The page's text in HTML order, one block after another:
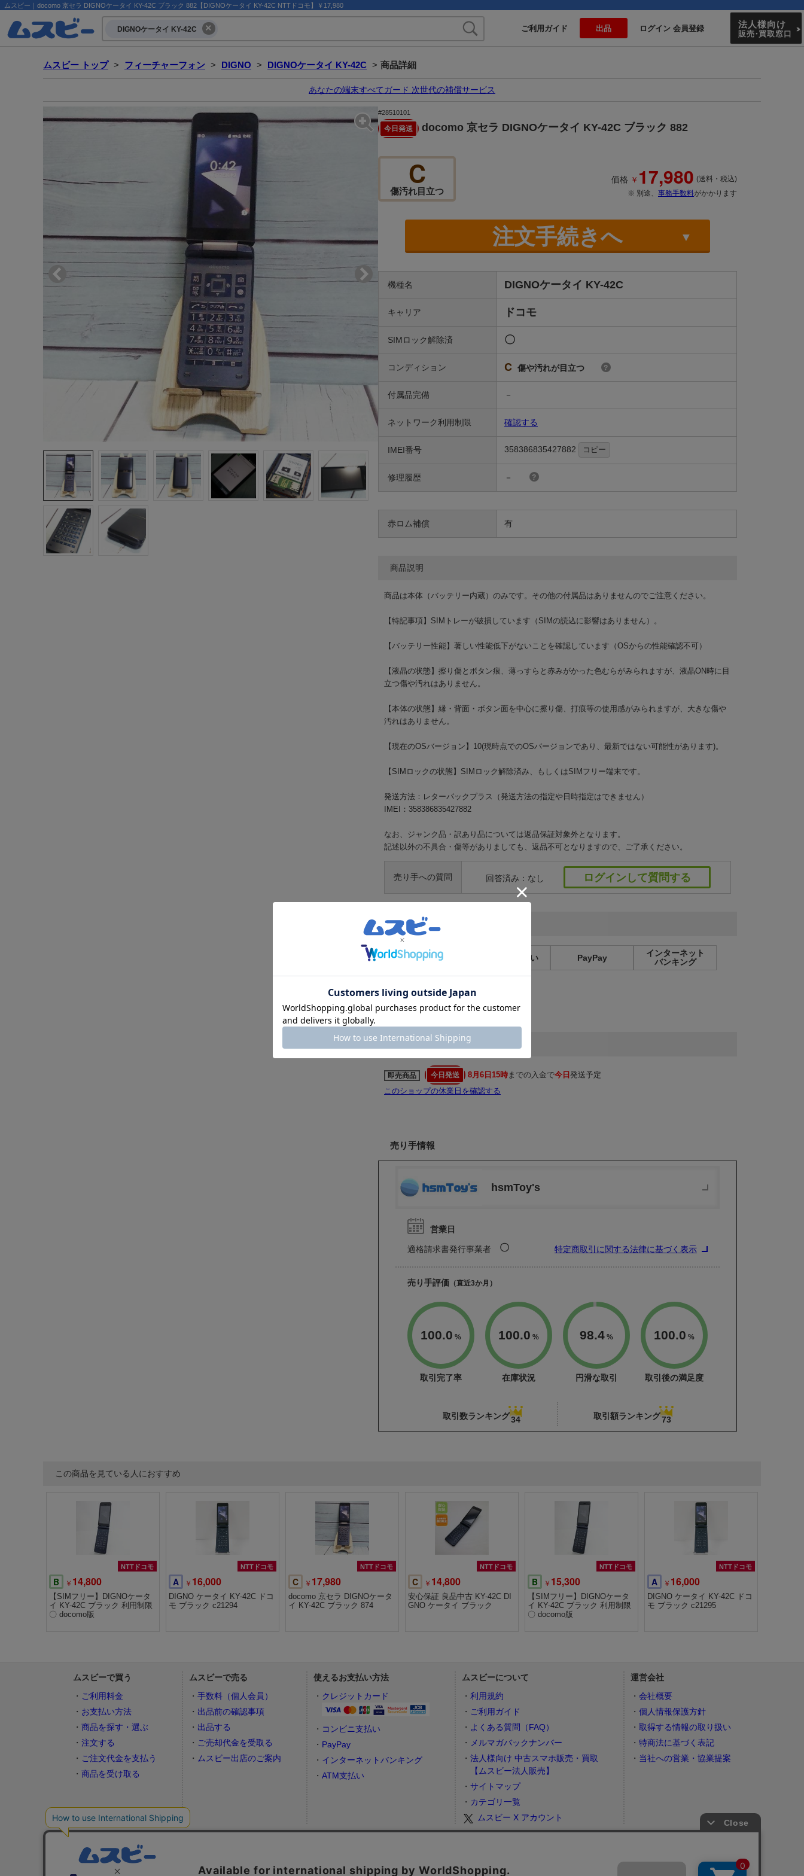
ムスビー｜docomo 京セラ DIGNOケータイ KY-42C ブラック 882【DIGNOケータイ KY-42C NTTドコモ】￥17,980
DIGNOケータイ KY-42C ご利用ガイド 出品 ログイン 会員登録 法人様向け
販売・買取窓口
ムスビー トップ > フィーチャーフォン > DIGNO > DIGNOケータイ KY-42C > 商品詳細
あなたの端末すべてガード 次世代の補償サービス
#28510101
今日発送 docomo 京セラ DIGNOケータイ KY-42C ブラック 882
C
傷汚れ目立つ
価格 ￥ 17,980 (送料・税込)
※ 別途、 事務手数料がかかります
注文手続きへ
機種名 DIGNOケータイ KY-42C
キャリア ドコモ
SIMロック解除済 〇
コンディション C 傷や汚れが目立つ ?
付属品完備 －
ネットワーク利用制限 確認する
IMEI番号 358386835427882 コピー
修理履歴 － ?
赤ロム補償 有
商品説明
商品は本体（バッテリー内蔵）のみです。その他の付属品はありませんのでご注意ください。
【特記事項】SIMトレーが破損しています（SIMの読込に影響はありません）。
【バッテリー性能】著しい性能低下がないことを確認しています（OSからの性能確認不可）
【液晶の状態】擦り傷とボタン痕、薄っすらと赤みがかった色むらがみられますが、液晶ON時に目
立つ傷や汚れはありません。
【本体の状態】縁・背面・ボタン面を中心に擦り傷、打痕等の使用感がみられますが、大きな傷や
汚れはありません。
【現在のOSバージョン】10(現時点でのOSバージョンであり、最新ではない可能性があります)。
【SIMロックの状態】SIMロック解除済み、もしくはSIMフリー端末です。
発送方法：レターパックプラス（発送方法の指定や日時指定はできません）
IMEI：358386835427882
なお、ジャンク品・訳あり品については返品保証対象外となります。
記述以外の不具合・傷等がありましても、返品不可となりますので、ご了承ください。
売り手への質問 回答済み：なし ログインして質問する
お支払い方法
クレジットカード コンビニ支払い PayPay
インターネット
バンキング
※ご注文代金の詳しい説明はこちら
発送の目安
即売商品 今日発送 8月6日15時までの入金で今日 発送予定
このショップの休業日を確認する
売り手情報
hsmToy's
営業日
適格請求書発行事業者 〇 特定商取引に関する法律に基づく表示
売り手評価 （直近3か月）
100.0 %
取引完了率
100.0 %
在庫状況
98.4 %
円滑な取引
100.0 %
取引後の満足度
取引数ランキング34 取引額ランキング73
この商品を見ている人におすすめ
NTTドコモ
B ￥ 14,800
【SIMフリー】DIGNOケータ
イ KY-42C ブラック 利用制限
〇 docomo版
NTTドコモ
A ￥ 16,000
DIGNO ケータイ KY-42C ドコ
モ ブラック c21294
NTTドコモ
C ￥ 17,980
docomo 京セラ DIGNOケータ
イ KY-42C ブラック 874
NTTドコモ
C ￥ 14,800
安心保証 良品中古 KY-42C DI
GNO ケータイ ブラック
NTTドコモ
B ￥ 15,300
【SIMフリー】DIGNOケータ
イ KY-42C ブラック 利用制限
〇 docomo版
NTTドコモ
A ￥ 16,000
DIGNO ケータイ KY-42C ドコ
モ ブラック c21295
ムスビーで買う
ご利用料金
お支払い方法
商品を探す・選ぶ
注文する
ご注文代金を支払う
商品を受け取る
ムスビーで売る
手数料（個人会員）
出品前の確認事項
出品する
ご売却代金を受取る
ムスビー出店のご案内
使えるお支払い方法
クレジットカード
コンビニ支払い
PayPay
インターネットバンキング
ATM支払い
ムスビーについて
利用規約
ご利用ガイド
よくある質問（FAQ）
メルマガバックナンバー
法人様向け 中古スマホ販売・買取
【ムスビー法人販売】
サイトマップ
カテゴリ一覧
ムスビー X アカウント
運営会社
会社概要
個人情報保護方針
取得する情報の取り扱い
特商法に基づく表記
当社への営業・協業提案